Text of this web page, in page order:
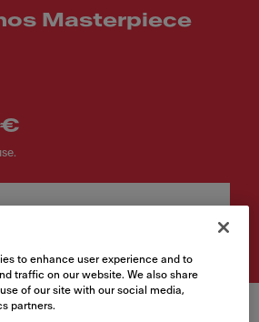
Masterpiece
to enhance user experience and to
traffic on our website. We also share
of our site with our social media,
partners.